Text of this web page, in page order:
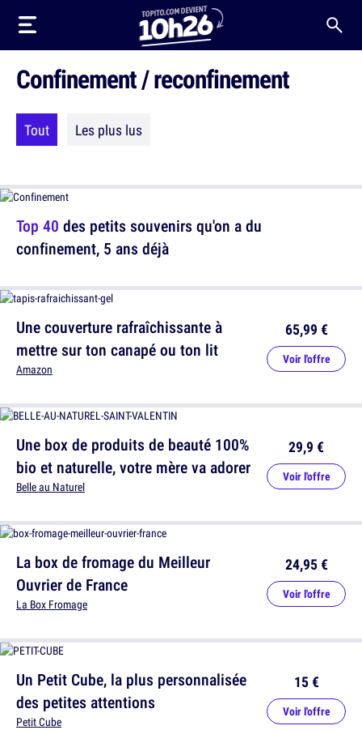
Confinement / reconfinement
Tout Les plus lus
Top 40 des petits souvenirs qu'on a du
confinement, 5 ans déjà
Une couverture rafraîchissante à
mettre sur ton canapé ou ton lit
Amazon
65,99 €
Voir l'offre
La box de fromage du Meilleur
Ouvrier de France
La Box Fromage
24,95 €
Voir l'offre
Une box de produits de beauté 100%
bio et naturelle, votre mère va adorer
Belle au Naturel
29,9 €
Voir l'offre
Un Petit Cube, la plus personnalisée
des petites attentions
Petit Cube
15 €
Voir l'offre